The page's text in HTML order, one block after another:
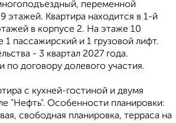
переменной
этажей. Квартира находится в 1-й
в корпусе 2. На этаже 10
1 пассажирский и 1 грузовой лифт.
- 3 квартал 2027 года.
договору долевого участия.
с кухней-гостиной и двумя
"Нефть". Особенности планировки:
свободная планировка, терраса на